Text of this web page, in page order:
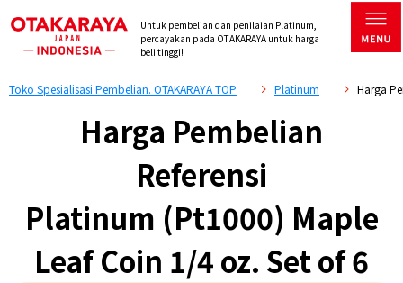
Untuk pembelian dan penilaian Platinum,
percayakan pada OTAKARAYA untuk harga
beli tinggi!
Toko Spesialisasi Pembelian. OTAKARAYA TOP Platinum Harga
Harga Pembelian
Referensi
Platinum (Pt1000) Maple
Leaf Coin 1/4 oz. Set of 6